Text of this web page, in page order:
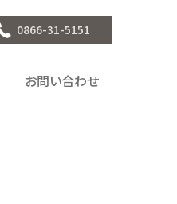
0866-31-5151
お問い合わせ